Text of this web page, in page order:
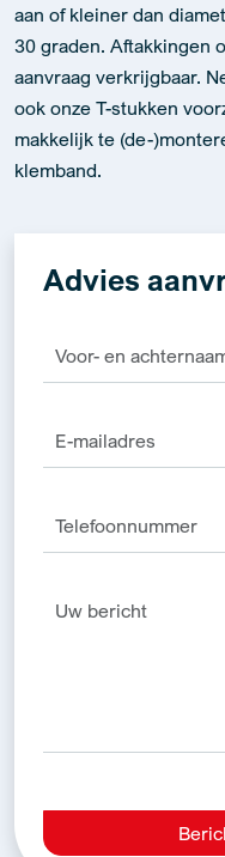
aan of kleiner dan
30 graden. Aftakkingen
aanvraag verkrijgbaar.
ook onze T-stukken
makkelijk te (de-
klemband.
Advies